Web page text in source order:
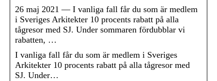
26 maj 2021 — I vanliga fall får du som är medlem
i Sveriges Arkitekter 10 procents rabatt på alla
tågresor med SJ. Under sommaren fördubblar vi
rabatten, …
I vanliga fall får du som är medlem i Sveriges
Arkitekter 10 procents rabatt på alla tågresor med
SJ. Under…